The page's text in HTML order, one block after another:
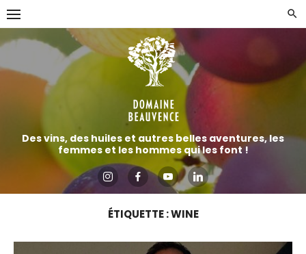
Aller
directement
au
contenu
Des vins, des huiles et autres belles aventures, les
femmes et les hommes qui les font !
ÉTIQUETTE :WINE